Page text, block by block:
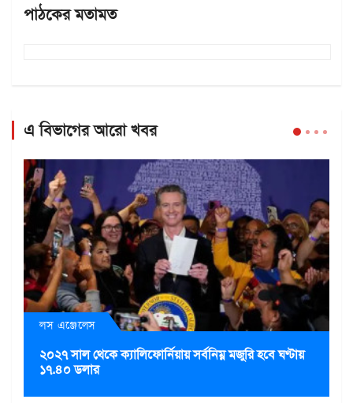
পাঠকের মতামত
এ বিভাগের আরো খবর
লস এঞ্জেলেস
২০২৭ সাল থেকে ক্যালিফোর্নিয়ায় সর্বনিম্ন মজুরি হবে ঘণ্টায়
১৭.৪০ ডলার